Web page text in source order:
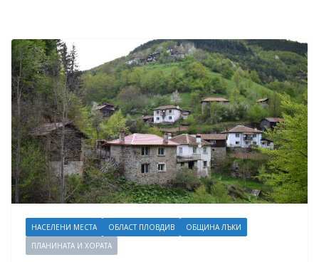
НАСЕЛЕНИ МЕСТА ОБЛАСТ ПЛОВДИВ
ОБЩИНА ЛЪКИ
ПЛАНИНАТА И ХОРАТА